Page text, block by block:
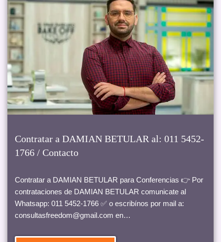
Contratar a DAMIAN BETULAR al: 011 5452-
1766 / Contacto
Contratar a DAMIAN BETULAR para Conferencias 👉 Por
contrataciones de DAMIAN BETULAR comunicate al
Whatsapp: 011 5452-1766 ✅ o escribínos por mail a:
consultasfreedom@gmail.com en…